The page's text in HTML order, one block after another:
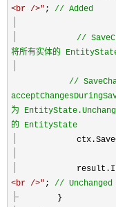
<br />" ; // Added
//
将所有实体的
//
为
的 EntityState
<br />" ; // Unchanged
}